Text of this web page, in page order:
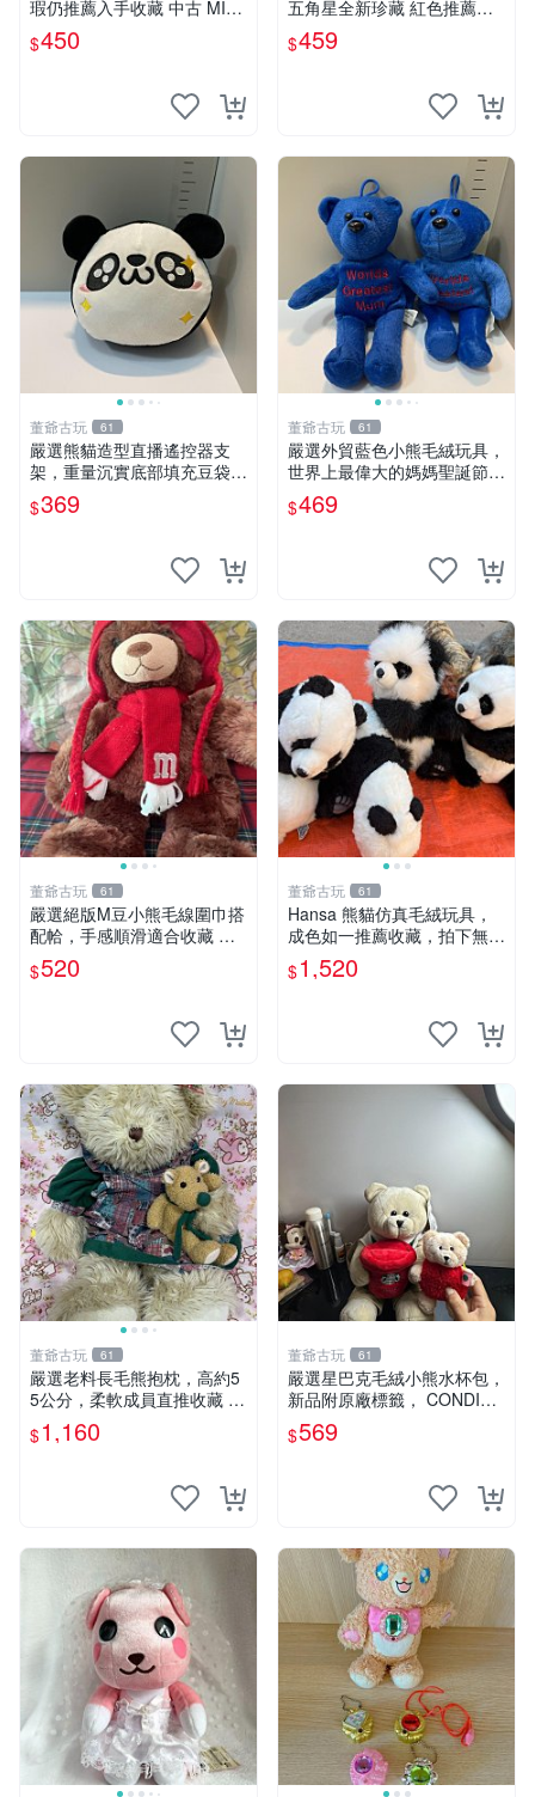
瑕仍推薦入手收藏 中古 MINI
SO 草莓熊 玩具 收藏
$450
五角星全新珍藏 紅色推薦收
藏 玩具掛飾 掛件 新品
$459
董爺古玩 61
嚴選熊貓造型直播遙控器支
架，重量沉實底部填充豆袋，
手機遙控器最佳架設選擇推薦
直播遙控器支架 毛絨玩具 支
$369
董爺古玩 61
嚴選外貿藍色小熊毛絨玩具，
世界上最偉大的媽媽聖誕節推
薦禮物 五角星 兒童玩具 母親
節
$469
董爺古玩 61
嚴選絕版M豆小熊毛線圍巾搭
配帢，手感順滑適合收藏 絕
版M豆小熊、圍巾、毛線帢
經典好搭
$520
董爺古玩 61
Hansa 熊貓仿真毛絨玩具，
成色如一推薦收藏，拍下無疑
心 熊貓 毛絨玩具 收藏
$1,520
董爺古玩 61
嚴選老料長毛熊抱枕，高約5
5公分，柔軟成員直推收藏 長
毛熊 柔軟熊抱枕 55公分
$1,160
董爺古玩 61
嚴選星巴克毛絨小熊水杯包，
新品附原廠標籤， CONDITI
ON 良好，詳情請參閱商品圖
片。 星巴克 毛絨小熊 水杯包
$569